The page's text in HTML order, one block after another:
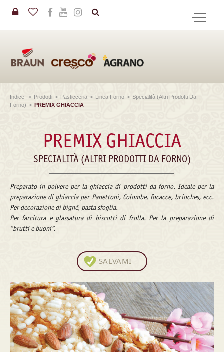
Indice > Prodotti > Pasticceria > Linea Forno > Specialità (altri Prodotti Da
Forno) > PREMIX GHIACCIA
PREMIX GHIACCIA
SPECIALITÀ (ALTRI PRODOTTI DA FORNO)
Preparato in polvere per la ghiaccia di prodotti da forno. Ideale per la
preparazione di ghiaccia per Panettoni, Colombe, focacce, brioches, ecc.
Per decorazione di bigné, pasta sfoglia.
Per farcitura e glassatura di biscotti di frolla. Per la preparazione di
“brutti e buoni”.
SALVAMI